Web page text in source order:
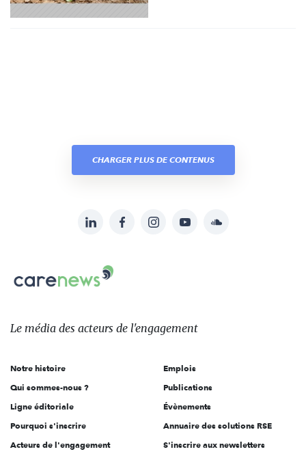
CHARGER PLUS DE CONTENUS
sur:
LinkedInFacebookInstagramYouTubeSoundcloud
Le
des
l'engagement
Le média des acteurs de l'engagement
Notre histoire
Qui sommes-nous ?
Ligne éditoriale
Pourquoi s'inscrire
Acteurs de l'engagement
Emplois
Publications
Évènements
Annuaire des solutions RSE
S'inscrire aux newsletters